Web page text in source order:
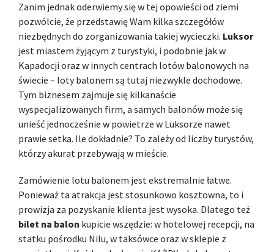
Zanim jednak oderwiemy się w tej opowieści od ziemi
pozwólcie, że przedstawię Wam kilka szczegółów
niezbędnych do zorganizowania takiej wycieczki. Luksor
jest miastem żyjącym z turystyki, i podobnie jak w
Kapadocji oraz w innych centrach lotów balonowych na
świecie – loty balonem są tutaj niezwykle dochodowe.
Tym biznesem zajmuje się kilkanaście
wyspecjalizowanych firm, a samych balonów może się
unieść jednocześnie w powietrze w Luksorze nawet
prawie setka. Ile dokładnie? To zależy od liczby turystów,
którzy akurat przebywają w mieście.
Zamówienie lotu balonem jest ekstremalnie łatwe.
Ponieważ ta atrakcja jest stosunkowo kosztowna, to i
prowizja za pozyskanie klienta jest wysoka. Dlatego też
bilet na balon kupicie wszędzie: w hotelowej recepcji, na
statku pośrodku Nilu, w taksówce oraz w sklepie z